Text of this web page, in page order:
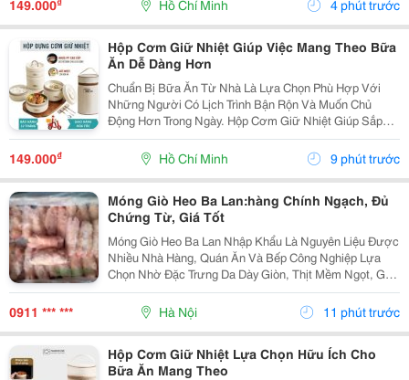
149.000 Hồ Chí Minh 4 phút trước
Hộp Cơm Giữ Nhiệt Giúp Việc Mang Theo Bữa
Ăn Dễ Dàng Hơn
Chuẩn Bị Bữa Ăn Từ Nhà Là Lựa Chọn Phù Hợp Với
Những Người Có Lịch Trình Bận Rộn Và Muốn Chủ
Động Hơn Trong Ngày. Hộp Cơm Giữ Nhiệt Giúp Sắp
Xếp Các Món Ăn Gọn Gàng, Thuận Tiện Mang Theo Khi
Đi Học, Đi Làm Hoặc Tham Gia Các Hoạt Động Bên
Ngoài. Lựa...
149.000₫ Hồ Chí Minh 9 phút trước
Móng Giò Heo Ba Lan:hàng Chính Ngạch, Đủ
Chứng Từ, Giá Tốt
Móng Giò Heo Ba Lan Nhập Khẩu Là Nguyên Liệu Được
Nhiều Nhà Hàng, Quán Ăn Và Bếp Công Nghiệp Lựa
Chọn Nhờ Đặc Trưng Da Dày Giòn, Thịt Mềm Ngọt, Gân
Dai Sần Sật Và Phần Nước Dùng Có Vị Ngọt Tự Nhiên
Khi Hầm. Sản Phẩm Được Thực Phẩm Sạch Việt
0911 *** *** Hà Nội 11 phút trước
Hộp Cơm Giữ Nhiệt Lựa Chọn Hữu Ích Cho
Bữa Ăn Mang Theo